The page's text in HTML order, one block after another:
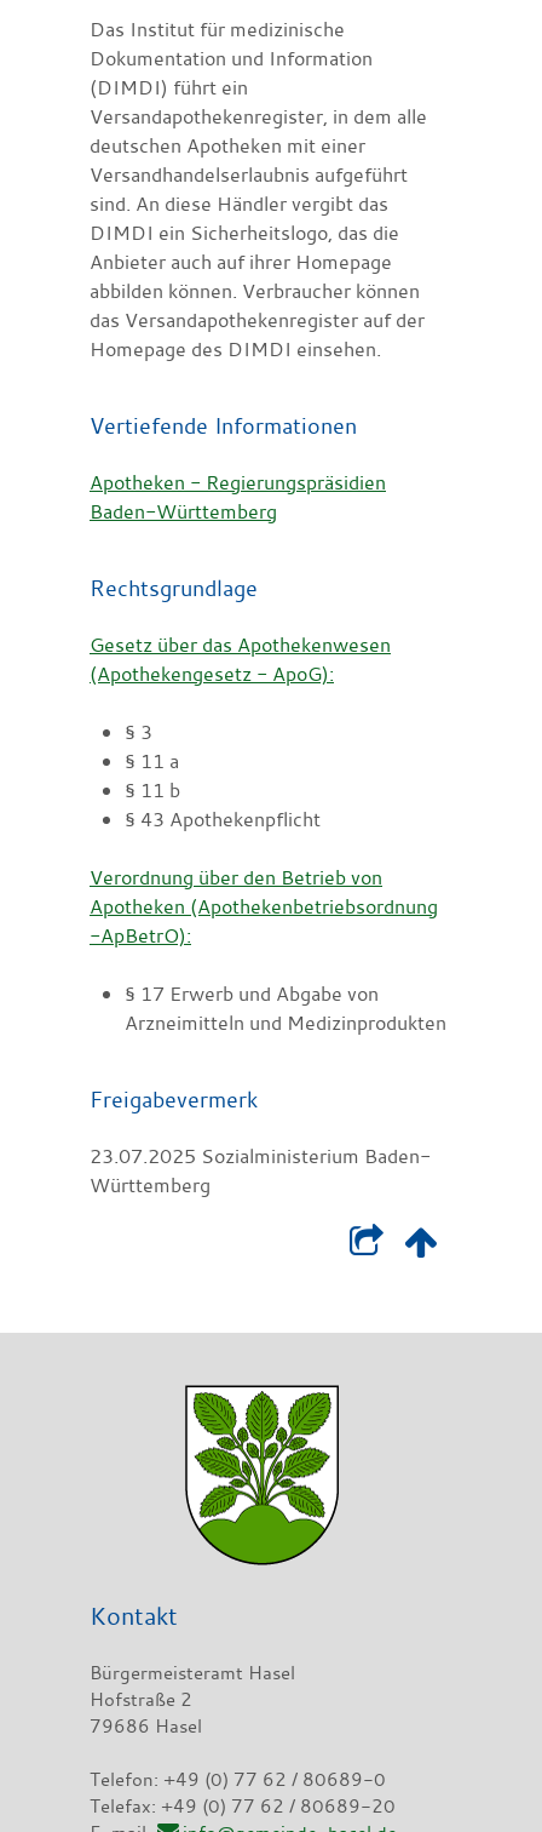
Das Institut für medizinische
Dokumentation und Information
(DIMDI) führt ein
Versandapothekenregister, in dem alle
deutschen Apotheken mit einer
Versandhandelserlaubnis aufgeführt
sind. An diese Händler vergibt das
DIMDI ein Sicherheitslogo, das die
Anbieter auch auf ihrer Homepage
abbilden können. Verbraucher können
das Versandapothekenregister auf der
Homepage des DIMDI einsehen.
Vertiefende Informationen
Apotheken - Regierungspräsidien
Baden-Württemberg
Rechtsgrundlage
Gesetz über das Apothekenwesen
(Apothekengesetz - ApoG):
§ 3
§ 11 a
§ 11 b
§ 43 Apothekenpflicht
Verordnung über den Betrieb von
Apotheken (Apothekenbetriebsordnung
-ApBetrO):
§ 17 Erwerb und Abgabe von
Arzneimitteln und Medizinprodukten
Freigabevermerk
23.07.2025 Sozialministerium Baden-
Württemberg
Kontakt
Bürgermeisteramt Hasel
Hofstraße 2
79686 Hasel
Telefon: +49 (0) 77 62 / 80689-0
Telefax: +49 (0) 77 62 / 80689-20